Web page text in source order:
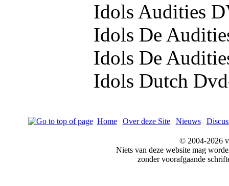
Idols Audities
Idols De
Idols De
Idols Dutch
Home| Over deze Site| Nieuws|
© 2004-2026
Niets van deze website mag
zonder voorafgaande